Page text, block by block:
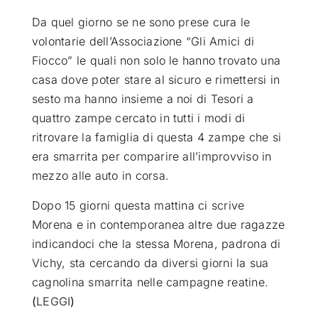
Da quel giorno se ne sono prese cura le
volontarie dell’Associazione “Gli Amici di
Fiocco” le quali non solo le hanno trovato una
casa dove poter stare al sicuro e rimettersi in
sesto ma hanno insieme a noi di Tesori a
quattro zampe cercato in tutti i modi di
ritrovare la famiglia di questa 4 zampe che si
era smarrita per comparire all’improvviso in
mezzo alle auto in corsa.
Dopo 15 giorni questa mattina ci scrive
Morena e in contemporanea altre due ragazze
indicandoci che la stessa Morena, padrona di
Vichy, sta cercando da diversi giorni la sua
cagnolina smarrita nelle campagne reatine.
(LEGGI)